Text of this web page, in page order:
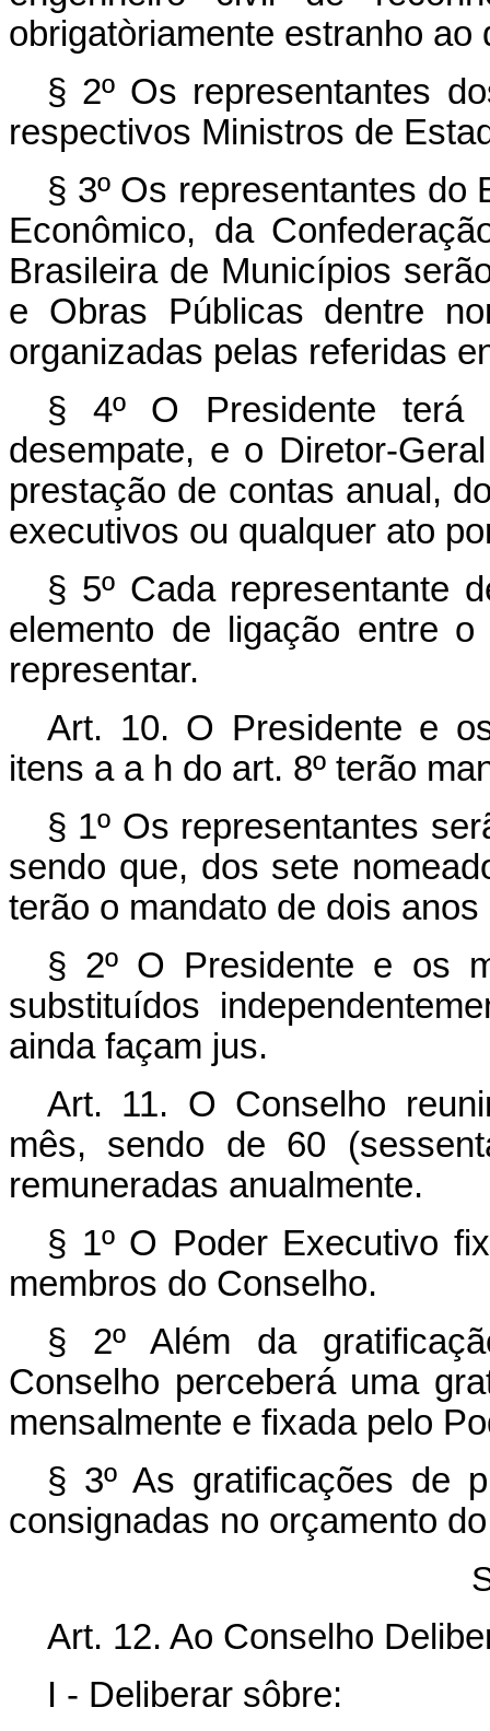
obrigatòriamente estranho
§ 2º Os representantes
respectivos Ministros de
§ 3º Os representantes do
Econômico, da
Brasileira de Municípios
e Obras Públicas dentre
organizadas pelas referidas
§ 4º O Presidente
desempate, e o Diretor-
prestação de contas anual,
executivos ou qualquer ato
§ 5º Cada representante
elemento de ligação entre
representar.
Art. 10. O Presidente e
itens a a h do art. 8º terão
§ 1º Os representantes
sendo que, dos sete
terão o mandato de dois
§ 2º O Presidente e os
substituídos
ainda façam jus.
Art. 11. O Conselho
mês, sendo de 60
remuneradas anualmente.
§ 1º O Poder Executivo
membros do Conselho.
§ 2º Além da
Conselho perceberá uma
mensalmente e fixada pelo
§ 3º As gratificações de
consignadas no orçamento
Art. 12. Ao Conselho
I - Deliberar sôbre: